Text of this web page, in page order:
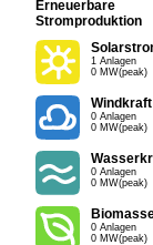
Erneuerbare
Stromproduktion
1 Anlagen
0 MW(peak)
Windkraft
0 Anlagen
0 MW(peak)
0 Anlagen
0 MW(peak)
0 Anlagen
0 MW(peak)